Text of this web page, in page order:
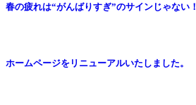
春の疲れは“がんばりすぎ”のサインじゃない！
ホームページをリニューアルいたしました。